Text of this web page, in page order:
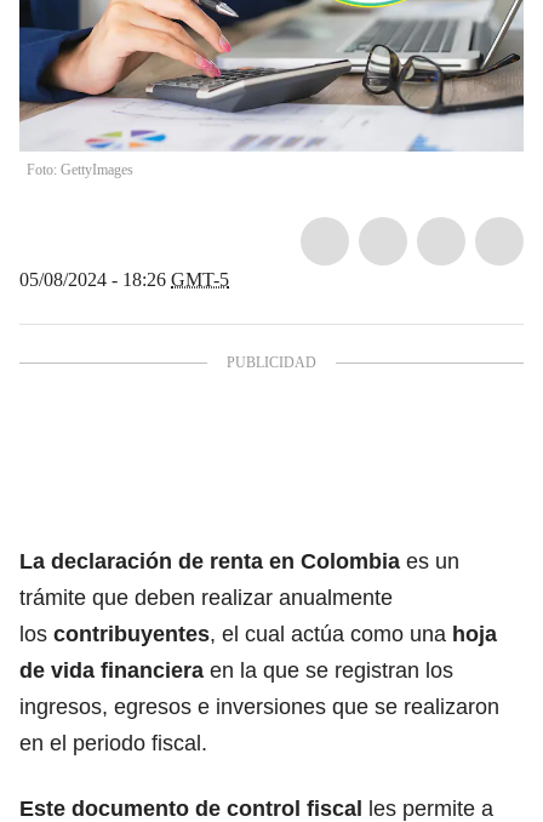
Foto: GettyImages
05/08/2024 - 18:26 GMT-5
La declaración de renta en Colombia es un
trámite que deben realizar anualmente
los contribuyentes, el cual actúa como una hoja
de vida financiera en la que se registran los
ingresos, egresos e inversiones que se realizaron
en el periodo fiscal.
Este documento de control fiscal les permite a